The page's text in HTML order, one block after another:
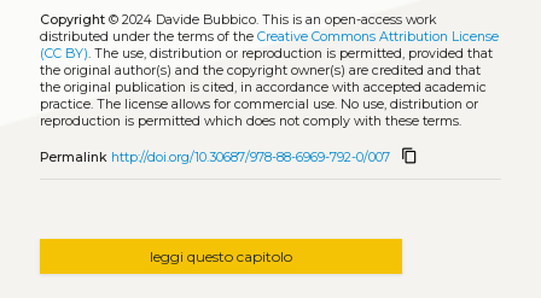
Copyright© 2024 Davide Bubbico. This is an open-access work
distributed under the terms of the Creative Commons Attribution License
(CC BY). The use, distribution or reproduction is permitted, provided that
the original author(s) and the copyright owner(s) are credited and that
the original publication is cited, in accordance with accepted academic
practice. The license allows for commercial use. No use, distribution or
reproduction is permitted which does not comply with these terms.
Permalink http://doi.org/10.30687/978-88-6969-792-0/007 content_copy
leggi questo capitolo